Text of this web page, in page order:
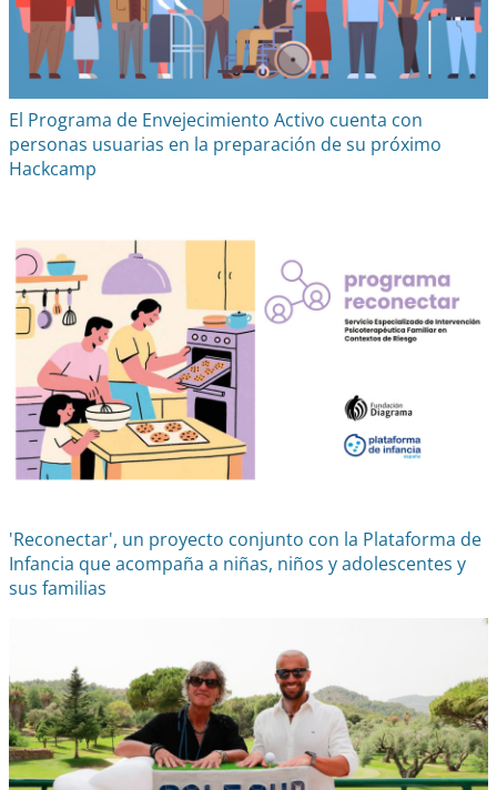
El Programa de Envejecimiento Activo cuenta con
personas usuarias en la preparación de su próximo
Hackcamp
'Reconectar', un proyecto conjunto con la Plataforma de
Infancia que acompaña a niñas, niños y adolescentes y
sus familias